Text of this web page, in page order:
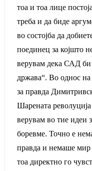
тоа и тоа лице
треба и да биде
во состојба да
поединец за којшто
верувам дека САД би
држава“. Во однос на
за правда
Шарената
верувам во тие идеи
боревме. Точно е
правда и немаше мир
тоа директно го